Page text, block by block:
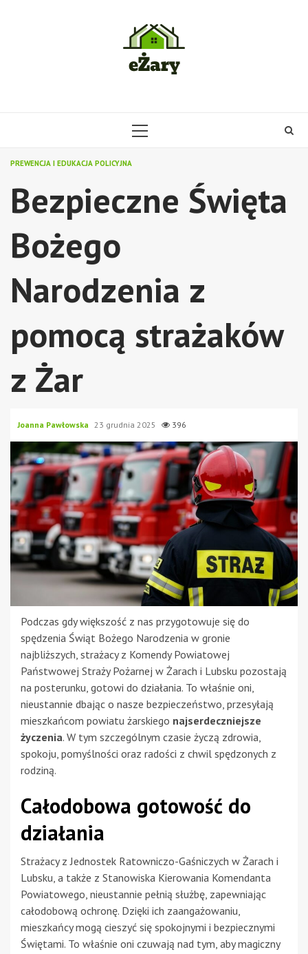
PRIMARY
PREWENCJA I EDUKACJA POLICYJNA
Bezpieczne Święta
Bożego
Narodzenia z
pomocą strażaków
z Żar
Joanna Pawłowska 23 grudnia 2025 396
Podczas gdy większość z nas przygotowuje się do
spędzenia Świąt Bożego Narodzenia w gronie
najbliższych, strażacy z Komendy Powiatowej
Państwowej Straży Pożarnej w Żarach i Lubsku pozostają
na posterunku, gotowi do działania. To właśnie oni,
nieustannie dbając o nasze bezpieczeństwo, przesyłają
mieszkańcom powiatu żarskiego najserdeczniejsze
życzenia. W tym szczególnym czasie życzą zdrowia,
spokoju, pomyślności oraz radości z chwil spędzonych z
rodziną.
Całodobowa gotowość do
działania
Strażacy z Jednostek Ratowniczo-Gaśniczych w Żarach i
Lubsku, a także z Stanowiska Kierowania Komendanta
Powiatowego, nieustannie pełnią służbę, zapewniając
całodobową ochronę. Dzięki ich zaangażowaniu,
mieszkańcy mogą cieszyć się spokojnymi i bezpiecznymi
Świętami. To właśnie oni czuwają nad tym, aby magiczny